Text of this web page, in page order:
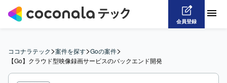
会員登録
ココナラテック>案件を探す>Goの案件>
【Go】クラウド型映像録画サービスのバックエンド開発